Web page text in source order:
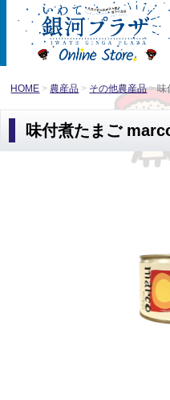
HOME 農産品 その他農産品 味
味付煮たまご